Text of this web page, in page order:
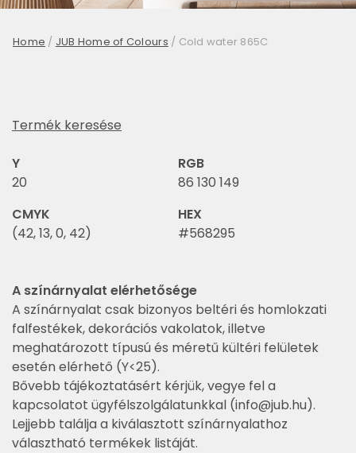
Home / JUB Home of Colours / Cold water 865C
Termék keresése
Y
20
RGB
86 130 149
CMYK
(42, 13, 0, 42)
HEX
#568295
A színárnyalat elérhetősége
A színárnyalat csak bizonyos beltéri és homlokzati
falfestékek, dekorációs vakolatok, illetve
meghatározott típusú és méretű kültéri felületek
esetén elérhető (Y<25).
Bővebb tájékoztatásért kérjük, vegye fel a
kapcsolatot ügyfélszolgálatunkkal (info@jub.hu).
Lejjebb találja a kiválasztott színárnyalathoz
választható termékek listáját.